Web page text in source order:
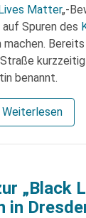
Matter„-
Spuren des
Bereits
benannt.
Weiterlesen
„Black
in